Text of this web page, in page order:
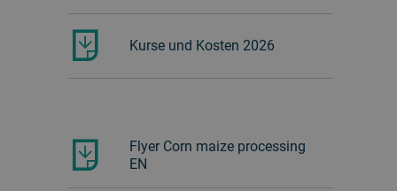
Kurse und Kosten 2026
Flyer Corn maize processing
EN